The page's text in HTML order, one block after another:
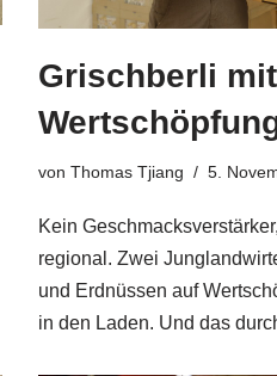
Grischberli
von Thomas Tjiang 5.
Kein
regional. Zwei
und Erdnüssen auf
in den Laden. Und das